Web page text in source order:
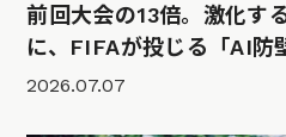
前回大会の13倍。激化す
に、FIFAが投じる「AI防
2026.07.07